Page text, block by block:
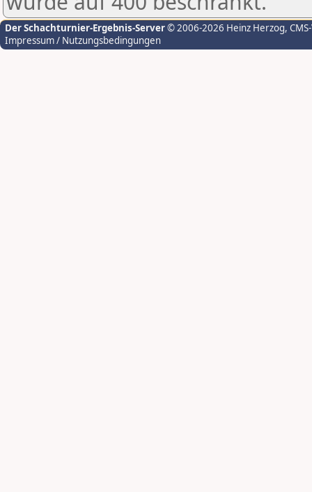
Der Schachturnier-Ergebnis-Server© 2006-2026 Heinz Herzog,
Impressum / Nutzungsbedingungen